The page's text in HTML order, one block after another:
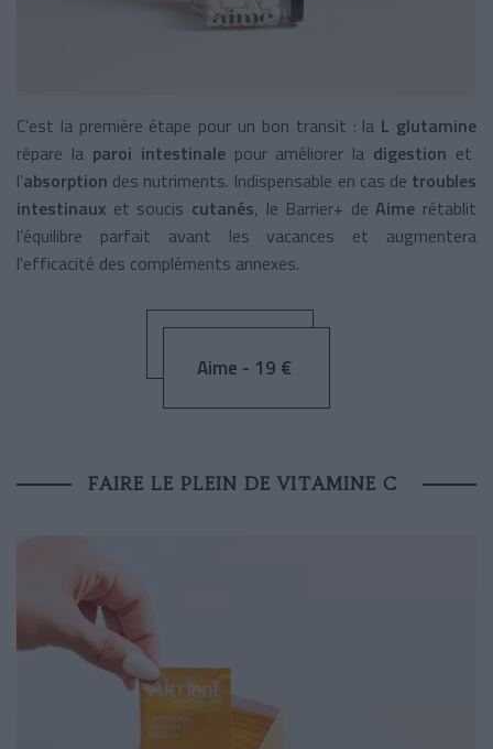
C’est la première étape pour un bon transit : la L glutamine
répare la paroi intestinalepour améliorer la digestion et
l’absorption des nutriments. Indispensable en cas de troubles
intestinaux et soucis cutanés, le Barrier+ deAime rétablit
l’équilibre parfait avant les vacances et augmentera
l'efficacité des compléments annexes.
Aime - 19 €
FAIRE LE PLEIN DE VITAMINE C